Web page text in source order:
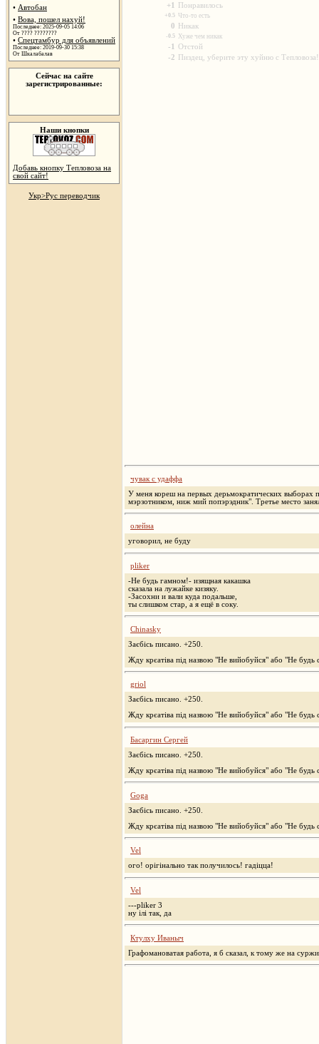
• Автобан
• Вова, пошел нахуй!
Последнее: 2025-09-05 14:06
От ???? ????????
• Спецтамбур для объявлений
Последнее: 2019-09-30 15:38
От Шкалабалав
Сейчас на сайте
зарегистрированные:
Наши кнопки
Добавь кнопку Тепловоза на
свой сайт!
Укр>Рус переводчик
+1
Понравилось
+0.5 Что-то есть
0 Никак
-0.5 Хуже чем никак
-1
Отстой
-2
Пиздец, уберите эту хуйню с Тепловоза!
чувак с удаффа
У меня кореш на первых дерьмократических выборах
мэрзотником, ниж мий попэрэдник". Третье место
олейна
уговорил, не буду
pliker
-Не будь гамном!- изящная какашка
сказала на лужайке кизяку.
-Засохни и вали куда подальше,
ты слишком стар, а я ещё в соку.
Chinasky
Заєбісь писано. +250.
Жду крєатіва під назвою "Не вийобуйся" або "Не будь
griol
Заєбісь писано. +250.
Жду крєатіва під назвою "Не вийобуйся" або "Не будь
Басаргин Сергей
Заєбісь писано. +250.
Жду крєатіва під назвою "Не вийобуйся" або "Не будь
Goga
Заєбісь писано. +250.
Жду крєатіва під назвою "Не вийобуйся" або "Не будь
Vel
ого! орігінально так получилось! гадіцца!
Vel
---pliker 3
ну ілі так, да
Ктулху Иваныч
Графомановатая работа, я б сказал, к тому же на